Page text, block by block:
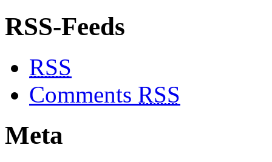
RSS-Feeds
RSS
Comments RSS
Meta